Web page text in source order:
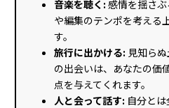
音楽を聴く: 感情を揺さ
や編集のテンポを考える
す。
旅行に出かける: 見知ら
の出会いは、あなたの価
点を与えてくれます。
人と会って話す: 自分と